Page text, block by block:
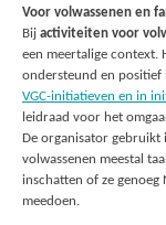
Voor volwassenen en
Bij activiteiten voor
een meertalige context.
ondersteund en positief
VGC-initiatieven en in
leidraad voor het
De organisator
volwassenen meestal
inschatten of ze
meedoen.